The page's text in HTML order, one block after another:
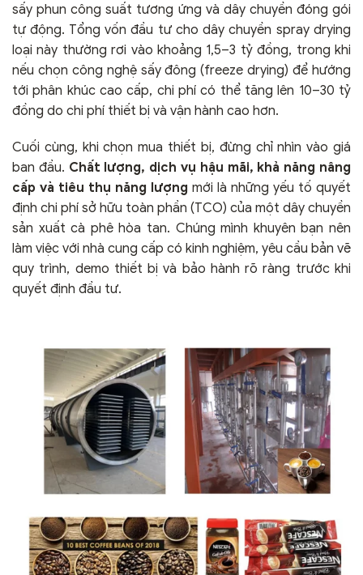
sấy phun công suất tương ứng và dây chuyền đóng gói
tự động. Tổng vốn đầu tư cho dây chuyền spray drying
loại này thường rơi vào khoảng 1,5–3 tỷ đồng, trong khi
nếu chọn công nghệ sấy đông (freeze drying) để hướng
tới phân khúc cao cấp, chi phí có thể tăng lên 10–30 tỷ
đồng do chi phí thiết bị và vận hành cao hơn.
Cuối cùng, khi chọn mua thiết bị, đừng chỉ nhìn vào giá
ban đầu. Chất lượng, dịch vụ hậu mãi, khả năng nâng
cấp và tiêu thụ năng lượng mới là những yếu tố quyết
định chi phí sở hữu toàn phần (TCO) của một dây chuyền
sản xuất cà phê hòa tan. Chúng mình khuyên bạn nên
làm việc với nhà cung cấp có kinh nghiệm, yêu cầu bản vẽ
quy trình, demo thiết bị và bảo hành rõ ràng trước khi
quyết định đầu tư.